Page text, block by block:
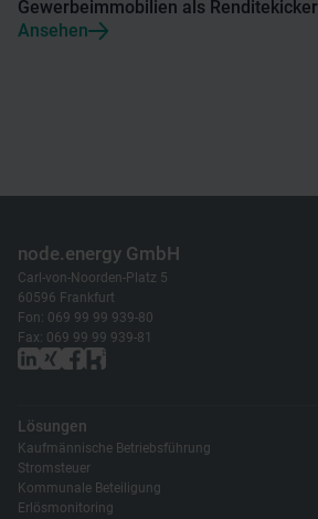
Gewerbeimmobilien als Renditekicker
Ansehen
node.energy GmbH
Carl-von-Noorden-Platz 5
60596 Frankfurt
Fon: 069 99 99 939-80
Fax: 069 99 99 939-81
Lösungen
Kaufmännische Betriebsführung
Stromsteuer
Kommunale Beteiligung
Erlösmonitoring